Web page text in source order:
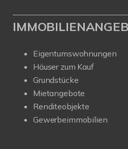
Eigentumswohnungen
Häuser zum Kauf
Grundstücke
Mietangebote
Renditeobjekte
Gewerbeimmobilien